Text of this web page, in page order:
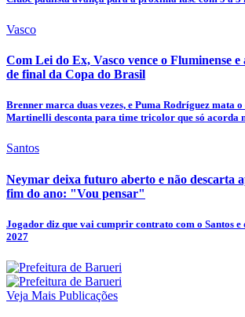
Vasco
Com Lei do Ex, Vasco vence o Fluminense e
de final da Copa do Brasil
Brenner marca duas vezes, e Puma Rodríguez mata
Martinelli desconta para time tricolor que só acorda
Santos
Neymar deixa futuro aberto e não descarta
fim do ano: "Vou pensar"
Jogador diz que vai cumprir contrato com o Santos
2027
Veja Mais Publicações